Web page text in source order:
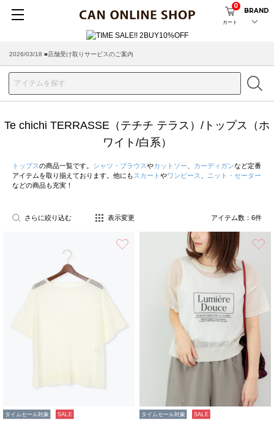
カート
0
BRAND
2026/03/18 ■店舗受け取りサービスのご案内
Te chichi TERRASSE（テチチ テラス）/トップス（ホ
ワイト/白系）
トップスの商品一覧です。 シャツ・ブラウスやカットソー カーディガンなど定番
アイテムを取り揃えております。他にも スカート やワンピース
ニット・セーター
などの商品も充実！
さらに絞り込む 表示変更 アイテム数： 6件
タイムセール対象 SALE タイムセール対象 SALE